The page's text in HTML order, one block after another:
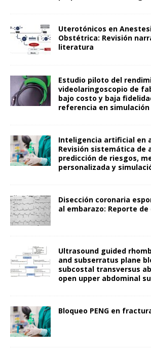
Uterotónicos en
Obstétrica: Revisión
literatura
Estudio piloto del
videolaringoscopio de
bajo costo y baja
referencia en simulación
Inteligencia artificial en
Revisión sistemática de
predicción de riesgos,
personalizada y
Disección coronaria
al embarazo: Reporte de
Ultrasound guided
and subserratus plane
subcostal transversus
open upper abdominal
Bloqueo PENG en